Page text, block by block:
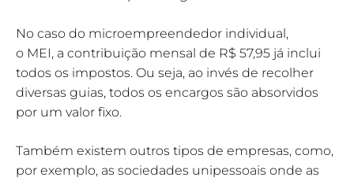
No caso do microempreendedor individual,
o MEI, a contribuição mensal de R$ 57,95 já inclui
todos os impostos. Ou seja, ao invés de recolher
diversas guias, todos os encargos são absorvidos
por um valor fixo.
Também existem outros tipos de empresas, como,
por exemplo, as sociedades unipessoais onde as